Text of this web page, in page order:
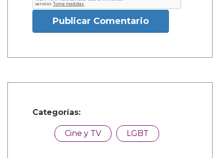
Publicar Comentario
Categorías:
Cine y TV LGBT